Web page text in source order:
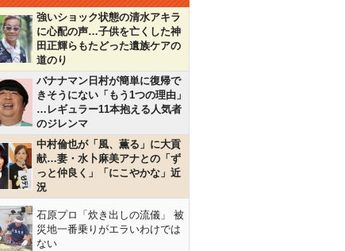
強いショック状態の清水アキラ
に心配の声…子供を亡くした神
田正輝らもたどった遺族ケアの
道のり
バナナマン日村が簡単に復帰で
きそうにない「もう1つの理由」
…レギュラー11本抱える人気者
のジレンマ
中村倫也が「風、薫る」に大貢
献…妻・水卜麻美アナとの「ず
っと仲良く」「にこやかな」近
況
石原プロ「炊き出しの流儀」 被
災地一番乗りがエラいわけでは
ない